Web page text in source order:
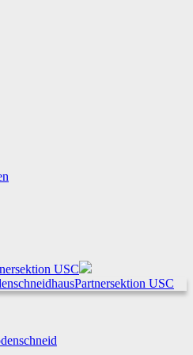
USC
Partnersektion USC